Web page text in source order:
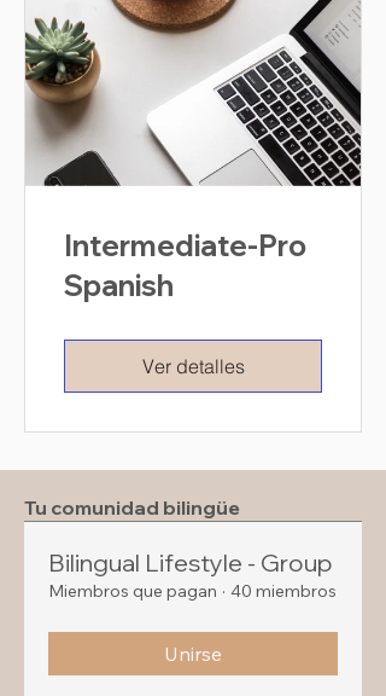
Intermediate-Pro
Spanish
Ver detalles
Tu comunidad bilingüe
Bilingual Lifestyle - Group
Miembros que pagan · 40 miembros
Unirse